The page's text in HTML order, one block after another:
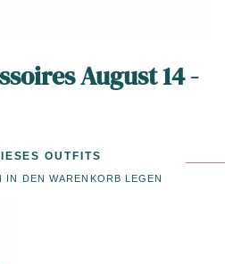
August 14 -
OUTFITS
DEN WARENKORB LEGEN